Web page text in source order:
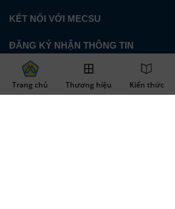
Trang chủ Thương hiệu Kiến thức
KẾT NỐI VỚI MECSU
ĐĂNG KÝ NHẬN THÔNG TIN